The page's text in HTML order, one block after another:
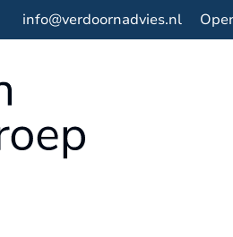
info@verdoornadvies.nl